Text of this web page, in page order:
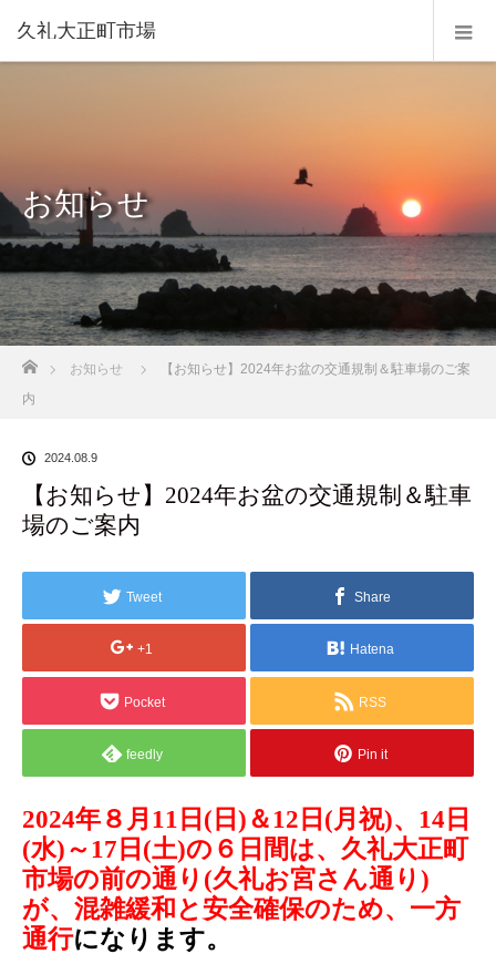
久礼大正町市場
お知らせ
ホーム
お知らせ
【お知らせ】2024年お盆の交通規制＆駐車場のご案
内
2024.08.9
【お知らせ】2024年お盆の交通規制＆駐車
場のご案内
Tweet Share
+1 Hatena
Pocket RSS
feedly Pin it
2024年８月11日(日 )＆12日(月祝)、14日
(水)～17日(土)の６日間は、 久礼大正町
市場の前の通り(久礼お宮さん通り)
が、混雑緩和と安全確保のため、 一方
通行になります。